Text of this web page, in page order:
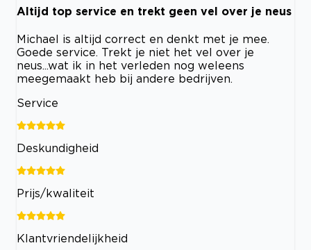
Altijd top service en trekt geen vel over je neus
Michael is altijd correct en denkt met je mee.
Goede service. Trekt je niet het vel over je
neus...wat ik in het verleden nog weleens
meegemaakt heb bij andere bedrijven.
Service
Deskundigheid
Prijs/kwaliteit
Klantvriendelijkheid